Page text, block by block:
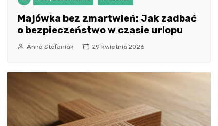
Majówka bez zmartwień: Jak zadbać
o bezpieczeństwo w czasie urlopu
Anna Stefaniak 29 kwietnia 2026